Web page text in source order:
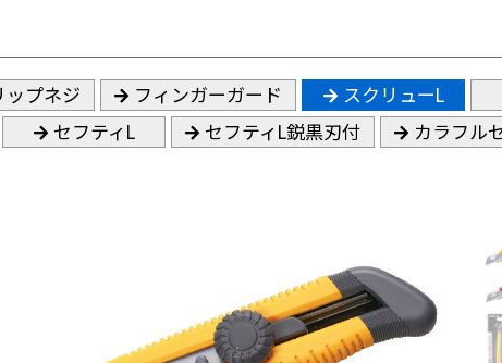
ップネジ フィンガーガード
スクリューL
セフティL セフティL鋭黒刃付 カラフル